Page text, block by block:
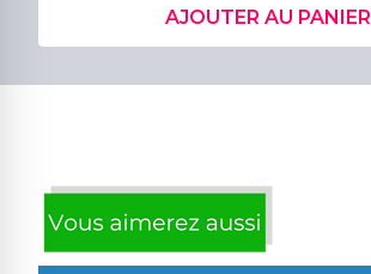
AJOUTER AU PANIER